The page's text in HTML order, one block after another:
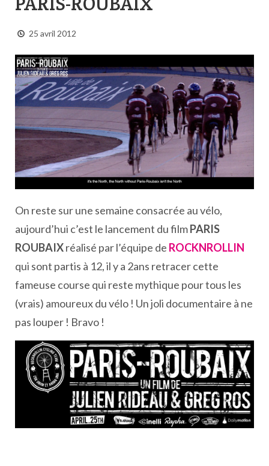
25 avril 2012
On reste sur une semaine consacrée au vélo,
aujourd’hui c’est le lancement du filmPARIS
ROUBAIXréalisé par l’équipe de ROCKNROLLIN
qui sont partis à 12, il y a 2ans retracer cette
fameuse course qui reste mythique pour tous les
(vrais) amoureux du vélo ! Un joli documentaire à ne
pas louper ! Bravo !